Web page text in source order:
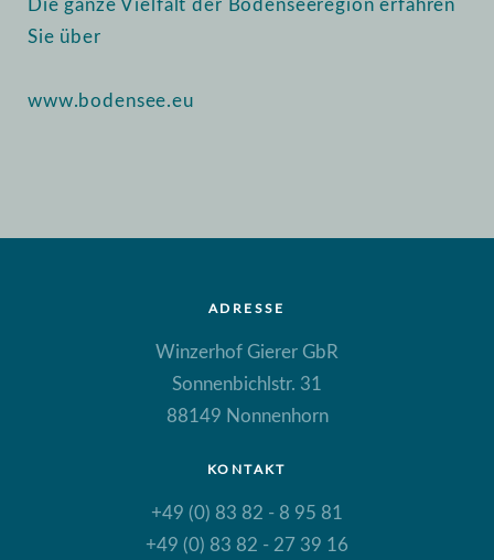
Die ganze Vielfalt der Bodenseeregion erfahren
Sie über
www.bodensee.eu
ADRESSE
Winzerhof Gierer GbR
Sonnenbichlstr. 31
88149 Nonnenhorn
KONTAKT
+49 (0) 83 82 - 8 95 81
+49 (0) 83 82 - 27 39 16